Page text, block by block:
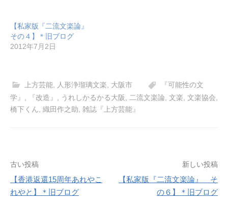
【私家版『二流文楽論』
その４】＊旧ブログ
2012年7月2日
上方芸能, 人形浄瑠璃文楽, 大阪市
『可能性の文
学』
『改造』 うれしかるかる大阪 二流文楽論 文楽 文楽協会
橋下くん 織田作之助 雑誌『上方芸能』
投
稿
古い投稿
【香港返還15周年あれやこ
れやと】＊旧ブログ
新しい投稿
【私家版『二流文楽論』 そ
の６】＊旧ブログ